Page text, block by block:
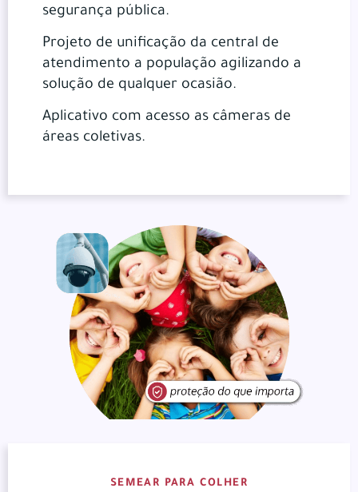
segurança pública.
Projeto de unificação da central de
atendimento a população agilizando a
solução de qualquer ocasião.
Aplicativo com acesso as câmeras de
áreas coletivas.
SEMEAR PARA COLHER